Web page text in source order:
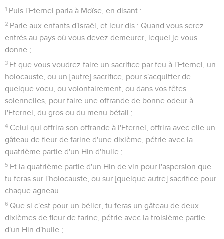
1 Puis l'Eternel parla à Moïse, en disant :
2 Parle aux enfants d'Israël, et leur dis : Quand vous serez
entrés au pays où vous devez demeurer, lequel je vous
donne ;
3 Et que vous voudrez faire un sacrifice par feu à l'Eternel, un
holocauste, ou un [autre] sacrifice, pour s'acquitter de
quelque voeu, ou volontairement, ou dans vos fêtes
solennelles, pour faire une offrande de bonne odeur à
l'Eternel, du gros ou du menu bétail ;
4 Celui qui offrira son offrande à l'Eternel, offrira avec elle un
gâteau de fleur de farine d'une dixième, pétrie avec la
quatrième partie d'un Hin d'huile ;
5 Et la quatrième partie d'un Hin de vin pour l'aspersion que
tu feras sur l'holocauste, ou sur [quelque autre] sacrifice pour
chaque agneau.
6 Que si c'est pour un bélier, tu feras un gâteau de deux
dixièmes de fleur de farine, pétrie avec la troisième partie
d'un Hin d'huile ;